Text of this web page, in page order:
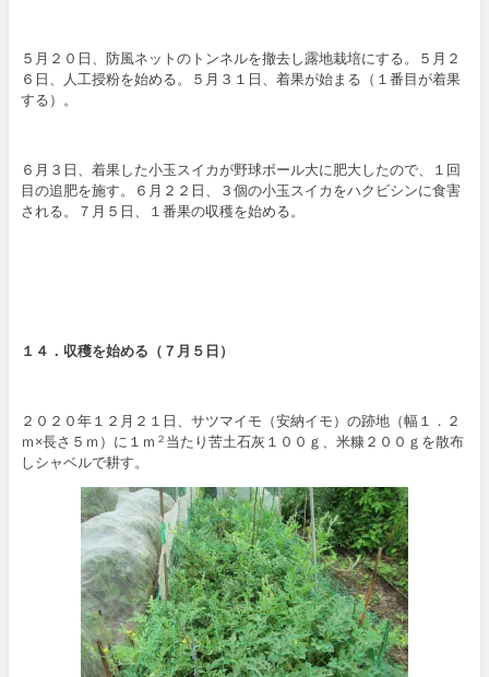
５月２０日、防風ネットのトンネルを撤去し露地栽培にする。５月２
６日、人工授粉を始める。５月３１日、着果が始まる（１番目が着果
する）。
６月３日、着果した小玉スイカが野球ボール大に肥大したので、１回
目の追肥を施す。６月２２日、３個の小玉スイカをハクビシンに食害
される。７月５日、１番果の収穫を始める。
１４． 収穫を始める （７ 月５日）
２０２０年１２月２１日、サツマイモ（安納イモ）の跡地（幅１．２
ｍ×長さ５ｍ）に１ｍ ２ 当たり苦土石灰１００ｇ、米糠２００ｇを散布
しシャベルで耕す。